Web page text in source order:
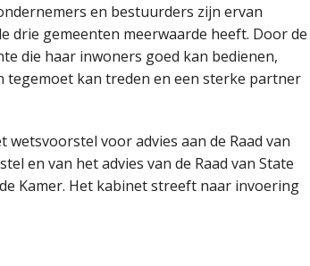
en bestuurders zijn ervan
drie gemeenten meerwaarde heeft. Door de
die haar inwoners goed kan bedienen,
kan treden en een sterke partner
voor advies aan de Raad van
en van het advies van de Raad van State
Kamer. Het kabinet streeft naar invoering